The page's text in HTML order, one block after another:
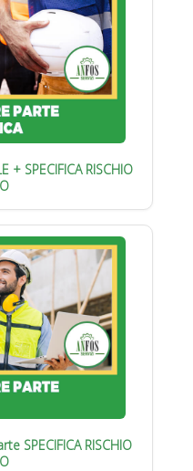
+ SPECIFICA RISCHIO
SPECIFICA RISCHIO